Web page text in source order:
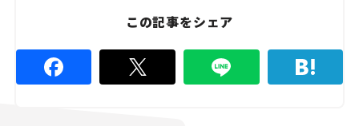
%
この記事をシェア